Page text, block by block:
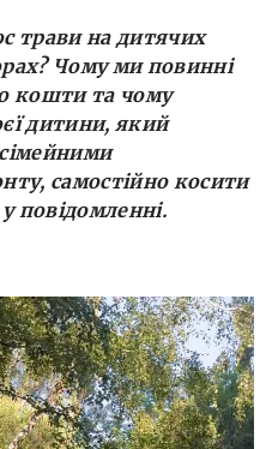
трави на дитячих
Чому ми повинні
кошти та чому
дитини, який
сімейними
самостійно косити
повідомленні.